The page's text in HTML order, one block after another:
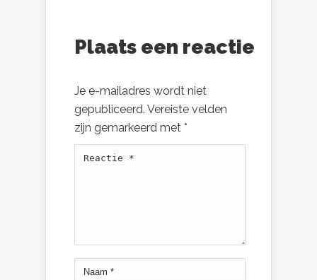
Plaats een reactie
Je e-mailadres wordt niet
gepubliceerd. Vereiste velden
zijn gemarkeerd met *